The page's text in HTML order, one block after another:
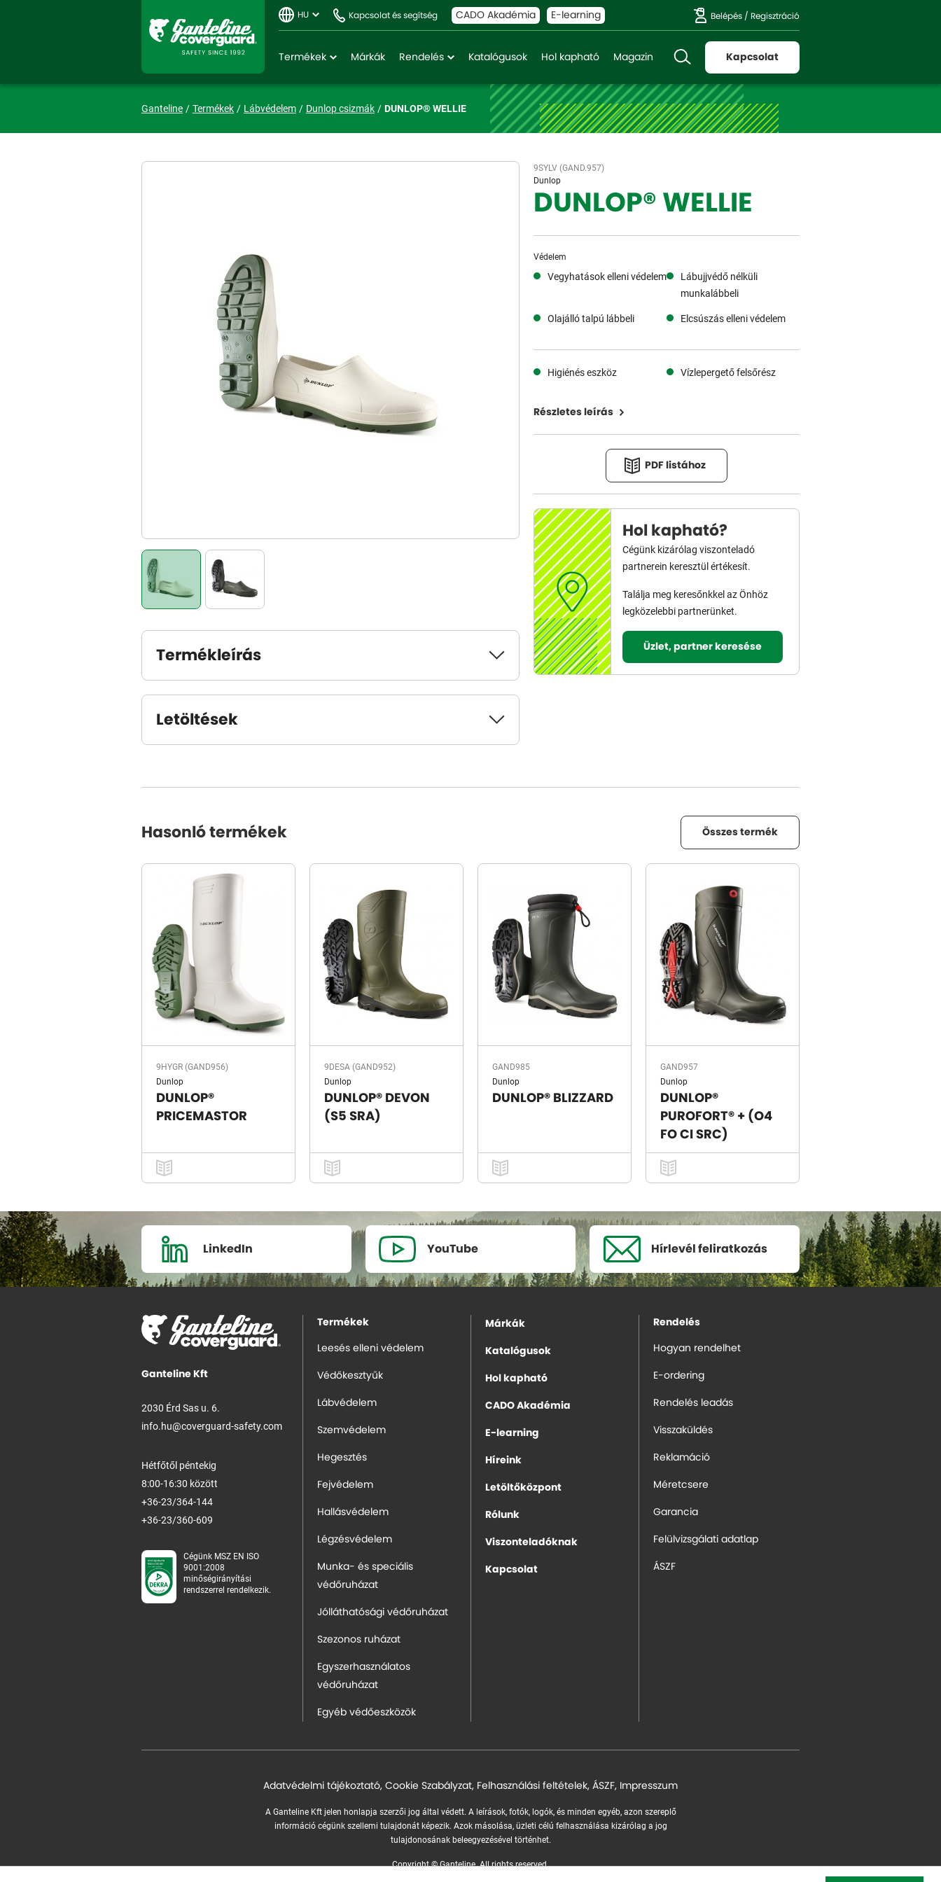
HU Kapcsolat és segítség CADO Akadémia E-learning Belépés / Regisztráció
Termékek Márkák Rendelés Katalógusok Hol kapható Magazin Kapcsolat
Ganteline Termékek Lábvédelem Dunlop csizmák DUNLOP® WELLIE
Termékleírás
Letöltések
9SYLV (GAND.957)
Dunlop
DUNLOP® WELLIE
Védelem
Vegyhatások elleni védelem
Lábujjvédő nélküli
munkalábbeli
Olajálló talpú lábbeli
Elcsúszás elleni védelem
Higiénés eszköz Vízlepergető felsőrész
Részletes leírás
PDF listához
Hol kapható?
Cégünk kizárólag viszonteladó
partnerein keresztül értékesít.
Találja meg keresőnkkel az Önhöz
legközelebbi partnerünket.
Üzlet, partner keresése
Hasonló termékek Összes termék
9HYGR (GAND956)
Dunlop
DUNLOP®
PRICEMASTOR
9DESA (GAND952)
Dunlop
DUNLOP® DEVON
(S5 SRA)
GAND985
Dunlop
DUNLOP® BLIZZARD
GAND957
Dunlop
DUNLOP®
PUROFORT® + (O4
FO CI SRC)
LinkedIn YouTube Hírlevél feliratkozás
Ganteline Kft
2030 Érd Sas u. 6.
info.hu@coverguard-safety.com
Hétfőtől péntekig
8:00-16:30 között
+36-23/364-144
+36-23/360-609
Cégünk MSZ EN ISO
9001:2008
minőségirányítási
rendszerrel rendelkezik.
Termékek
Leesés elleni védelem
Védőkesztyűk
Lábvédelem
Szemvédelem
Hegesztés
Fejvédelem
Hallásvédelem
Légzésvédelem
Munka- és speciális
védőruházat
Jólláthatósági védőruházat
Szezonos ruházat
Egyszerhasználatos
védőruházat
Egyéb védőeszközök
Márkák
Katalógusok
Hol kapható
CADO Akadémia
E-learning
Híreink
Letöltőközpont
Rólunk
Viszonteladóknak
Kapcsolat
Rendelés
Hogyan rendelhet
E-ordering
Rendelés leadás
Visszaküldés
Reklamáció
Méretcsere
Garancia
Felülvizsgálati adatlap
ÁSZF
Adatvédelmi tájékoztató, Cookie Szabályzat, Felhasználási feltételek, ÁSZF, Impresszum
A Ganteline Kft jelen honlapja szerzői jog által védett. A leírások, fotók, logók, és minden egyéb, azon szereplő
információ cégünk szellemi tulajdonát képezik. Azok másolása, üzleti célú felhasználása kizárólag a jog
tulajdonosának beleegyezésével történhet.
Copyright © Ganteline. All rights reserved.